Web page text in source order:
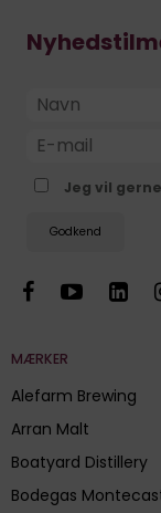
Jeg vil
Godkend
MÆRKER
Alefarm Brewing
Arran Malt
Boatyard Distillery
Bodegas